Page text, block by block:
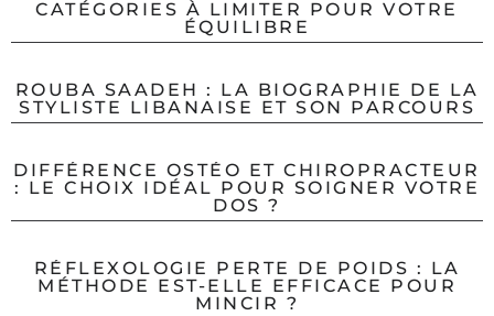
CATÉGORIES À LIMITER POUR VOTRE
ÉQUILIBRE
ROUBA SAADEH : LA BIOGRAPHIE DE LA
STYLISTE LIBANAISE ET SON PARCOURS
DIFFÉRENCE OSTÉO ET CHIROPRACTEUR
: LE CHOIX IDÉAL POUR SOIGNER VOTRE
DOS ?
RÉFLEXOLOGIE PERTE DE POIDS : LA
MÉTHODE EST-ELLE EFFICACE POUR
MINCIR ?